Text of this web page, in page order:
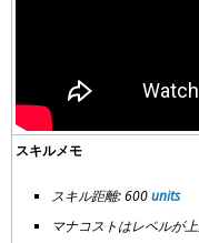
スキルメモ
スキル距離: 600units
マナコストはレベルが